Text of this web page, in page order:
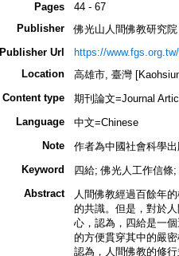
Pages
44 - 67
Publisher
佛光山人間佛教研究院
Publisher Url
https://www.fgs.org.tw/
Location
高雄市, 臺灣
Content type
期刊論文=Journal
Language
中文=Chinese
Note
作者為中國社會科學
Keyword
四給; 佛光人工作信條
Abstract
人間佛教經過百餘年
的共識。但是，對於
心，認為，四給是一
的方便貫穿其中的嚴
認為，人間佛教的修